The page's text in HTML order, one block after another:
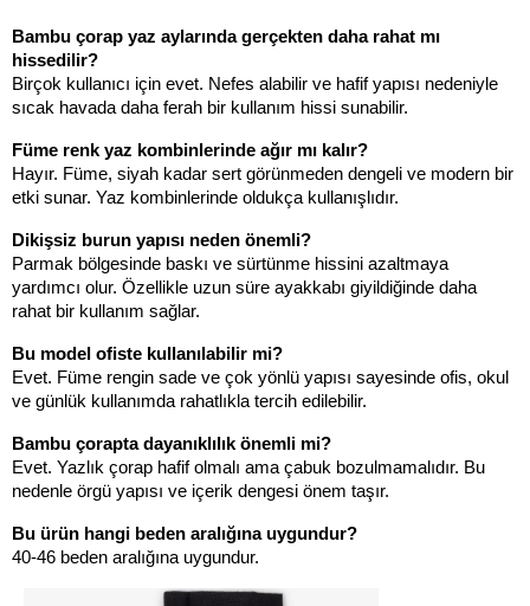
Bambu çorap yaz aylarında gerçekten daha rahat mı
hissedilir?
Birçok kullanıcı için evet. Nefes alabilir ve hafif yapısı nedeniyle
sıcak havada daha ferah bir kullanım hissi sunabilir.
Füme renk yaz kombinlerinde ağır mı kalır?
Hayır. Füme, siyah kadar sert görünmeden dengeli ve modern bir
etki sunar. Yaz kombinlerinde oldukça kullanışlıdır.
Dikişsiz burun yapısı neden önemli?
Parmak bölgesinde baskı ve sürtünme hissini azaltmaya
yardımcı olur. Özellikle uzun süre ayakkabı giyildiğinde daha
rahat bir kullanım sağlar.
Bu model ofiste kullanılabilir mi?
Evet. Füme rengin sade ve çok yönlü yapısı sayesinde ofis, okul
ve günlük kullanımda rahatlıkla tercih edilebilir.
Bambu çorapta dayanıklılık önemli mi?
Evet. Yazlık çorap hafif olmalı ama çabuk bozulmamalıdır. Bu
nedenle örgü yapısı ve içerik dengesi önem taşır.
Bu ürün hangi beden aralığına uygundur?
40-46 beden aralığına uygundur.